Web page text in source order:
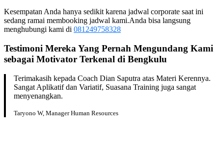
Kesempatan Anda hanya sedikit karena jadwal corporate saat ini
sedang ramai membooking jadwal kami.Anda bisa langsung
menghubungi kami di 081249758328
Testimoni Mereka Yang Pernah Mengundang Kami
sebagai Motivator Terkenal di Bengkulu
Terimakasih kepada Coach Dian Saputra atas Materi Kerennya.
Sangat Aplikatif dan Variatif, Suasana Training juga sangat
menyenangkan.
Taryono W, Manager Human Resources